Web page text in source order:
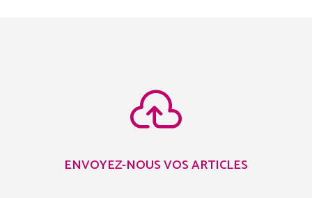

ENVOYEZ-NOUS VOS ARTICLES